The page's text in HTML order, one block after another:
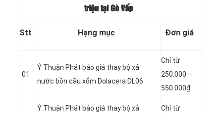
triệu tại Gò Vấp
Stt Hạng mục Đơn giá
01
Ý Thuận Phát báo giá thay bộ xả
nước bồn cầu xổm Dolacera DL06
Chỉ từ
250.000 –
550.000₫
Ý Thuận Phát báo giá thay bộ xả
Chỉ từ